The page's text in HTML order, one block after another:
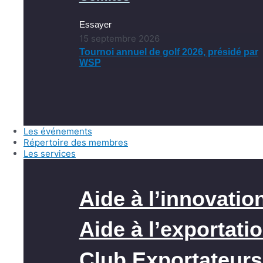
Essayer
15 septembre 2026
Tournoi annuel de golf 2026, présidé par
WSP
Les événements
Répertoire des membres
Les services
Aide à
Aide à